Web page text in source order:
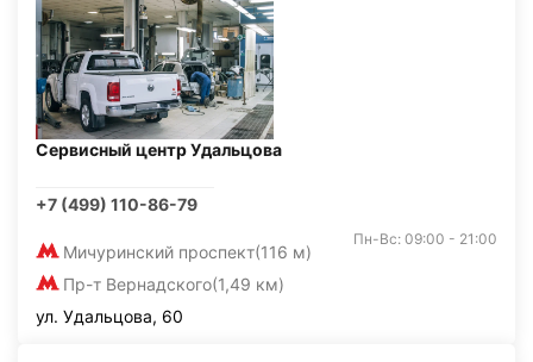
Сервисный центр Удальцова
+7 (499) 110-86-79
Мичуринский проспект(116 м)
Пр-т Вернадского(1,49 км)
Пн-Вс: 09:00 - 21:00
ул. Удальцова, 60